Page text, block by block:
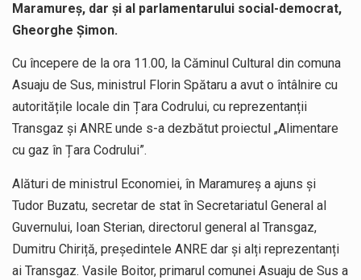
Maramureș, dar și al parlamentarului social-democrat,
Gheorghe Șimon.
Cu începere de la ora 11.00, la Căminul Cultural din comuna
Asuaju de Sus, ministrul Florin Spătaru a avut o întâlnire cu
autoritățile locale din Țara Codrului, cu reprezentanții
Transgaz și ANRE unde s-a dezbătut proiectul „Alimentare
cu gaz în Țara Codrului”.
Alături de ministrul Economiei, în Maramureș a ajuns și
Tudor Buzatu, secretar de stat în Secretariatul General al
Guvernului, Ioan Sterian, directorul general al Transgaz,
Dumitru Chiriță, președintele ANRE dar și alți reprezentanți
ai Transgaz. Vasile Boitor, primarul comunei Asuaju de Sus a